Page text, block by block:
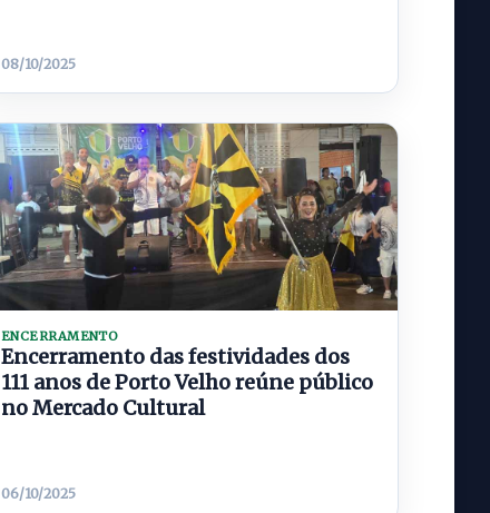
08/10/2025
ENCERRAMENTO
Encerramento das festividades dos
111 anos de Porto Velho reúne público
no Mercado Cultural
06/10/2025